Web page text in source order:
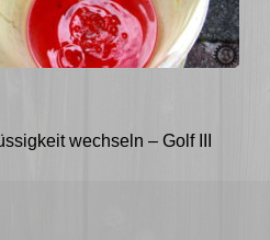
wechseln – Golf III